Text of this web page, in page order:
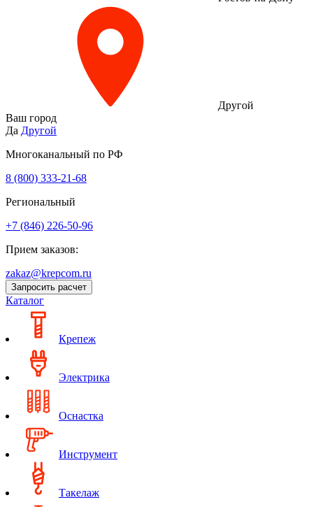
Другой
Ваш город
Да Другой
Многоканальный по РФ
8 (800) 333‑21-68
Региональный
+7 (846) 226-50-96
Прием заказов:
zakaz@krepcom.ru
Запросить расчет
Каталог
Крепеж
Электрика
Оснастка
Инструмент
Такелаж